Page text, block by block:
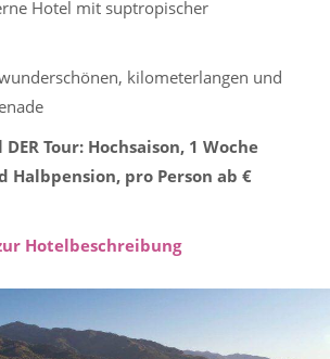
Hotel mit suptropischer
kilometerlangen und
Tour: Hochsaison, 1 Woche
Halbpension, pro Person ab €
Hotelbeschreibung